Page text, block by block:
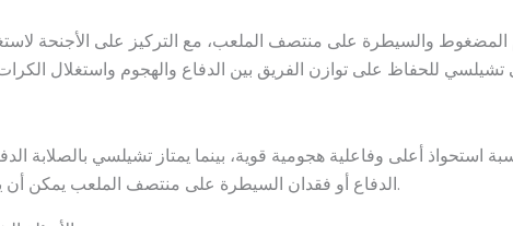
المضغوط والسيطرة على منتصف الملعب، مع التركيز على الأجنحة
استحواذ أعلى وفاعلية هجومية قوية، بينما يمتاز تشيلسي بالصلابة
الدفاع أو فقدان السيطرة على منتصف الملعب يمكن أن يكون حاسمًا في تحديد نتيجة المباراة.